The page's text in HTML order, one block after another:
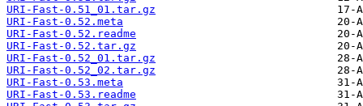
URI-Fast-0.51_01.tar.gz
URI-Fast-0.52.meta
URI-Fast-0.52.readme
URI-Fast-0.52.tar.gz
URI-Fast-0.52_01.tar.gz
URI-Fast-0.52_02.tar.gz
URI-Fast-0.53.meta
URI-Fast-0.53.readme